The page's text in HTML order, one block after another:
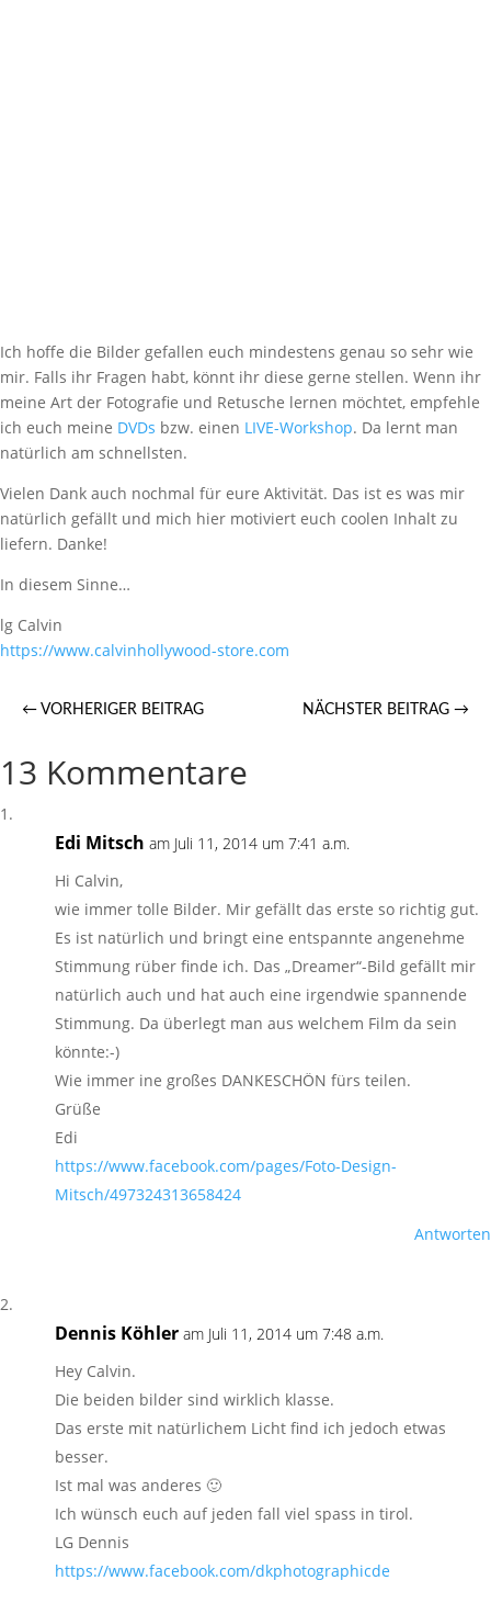
Ich hoffe die Bilder gefallen euch mindestens genau so sehr wie
mir. Falls ihr Fragen habt, könnt ihr diese gerne stellen. Wenn ihr
meine Art der Fotografie und Retusche lernen möchtet, empfehle
ich euch meine DVDs bzw. einen LIVE-Workshop. Da lernt man
natürlich am schnellsten.
Vielen Dank auch nochmal für eure Aktivität. Das ist es was mir
natürlich gefällt und mich hier motiviert euch coolen Inhalt zu
liefern. Danke!
In diesem Sinne…
lg Calvin
https://​www.calvinhollywood-store.com
← VORHERIGER BEITRAG NÄCHSTER BEITRAG →
13 Kommentare
Edi Mitsch am Juli 11, 2014 um 7:41 a.m.
Hi Calvin,
wie immer tolle Bilder. Mir gefällt das erste so richtig gut.
Es ist natürlich und bringt eine entspannte angenehme
Stimmung rüber finde ich. Das „Dreamer“-Bild gefällt mir
natürlich auch und hat auch eine irgendwie spannende
Stimmung. Da überlegt man aus welchem Film da sein
könnte:-)
Wie immer ine großes DANKESCHÖN fürs teilen.
Grüße
Edi
https://www.facebook.com/pages/Foto-Design-
Mitsch/497324313658424
Antworten
Dennis Köhler am Juli 11, 2014 um 7:48 a.m.
Hey Calvin.
Die beiden bilder sind wirklich klasse.
Das erste mit natürlichem Licht find ich jedoch etwas
besser.
Ist mal was anderes 🙂
Ich wünsch euch auf jeden fall viel spass in tirol.
LG Dennis
https://www.facebook.com/dkphotographicde